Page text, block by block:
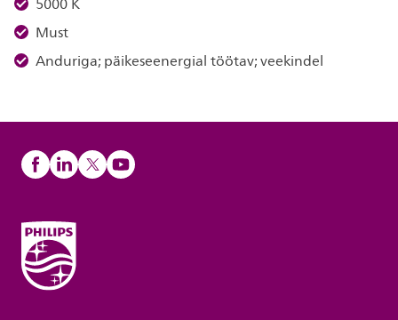
Must
Anduriga; päikeseenergial töötav; veekindel